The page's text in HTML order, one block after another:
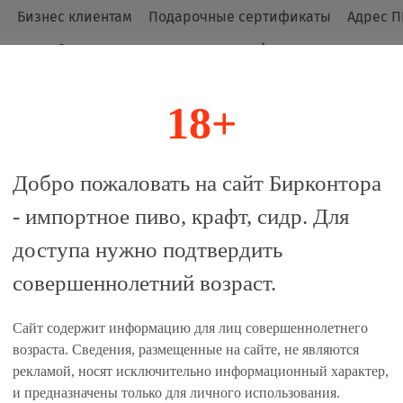
Бизнес клиентам Подарочные сертификаты
Адрес
Оригинальные продукты от официальных
Лимон / Schweppes
Единиц в одном товаре, шт:
24
18+
Добро пожаловать на сайт Бирконтора
- импортное пиво, крафт, сидр. Для
доступа нужно подтвердить
совершеннолетний возраст.
Сайт содержит информацию для лиц совершеннолетнего
возраста. Сведения, размещенные на сайте, не являются
рекламой, носят исключительно информационный характер,
и предназначены только для личного использования.